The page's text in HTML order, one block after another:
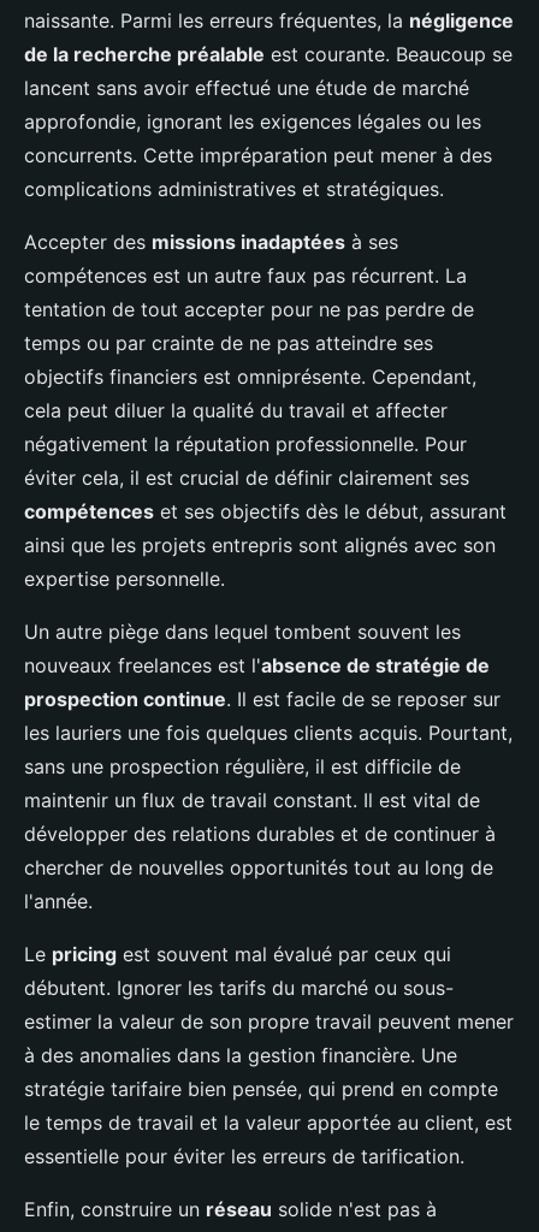
naissante. Parmi les erreurs fréquentes, la négligence
de la recherche préalable est courante. Beaucoup se
lancent sans avoir effectué une étude de marché
approfondie, ignorant les exigences légales ou les
concurrents. Cette impréparation peut mener à des
complications administratives et stratégiques.
Accepter des missions inadaptées à ses
compétences est un autre faux pas récurrent. La
tentation de tout accepter pour ne pas perdre de
temps ou par crainte de ne pas atteindre ses
objectifs financiers est omniprésente. Cependant,
cela peut diluer la qualité du travail et affecter
négativement la réputation professionnelle. Pour
éviter cela, il est crucial de définir clairement ses
compétences et ses objectifs dès le début, assurant
ainsi que les projets entrepris sont alignés avec son
expertise personnelle.
Un autre piège dans lequel tombent souvent les
nouveaux freelances est l'absence de stratégie de
prospection continue. Il est facile de se reposer sur
les lauriers une fois quelques clients acquis. Pourtant,
sans une prospection régulière, il est difficile de
maintenir un flux de travail constant. Il est vital de
développer des relations durables et de continuer à
chercher de nouvelles opportunités tout au long de
l'année.
Le pricing est souvent mal évalué par ceux qui
débutent. Ignorer les tarifs du marché ou sous-
estimer la valeur de son propre travail peuvent mener
à des anomalies dans la gestion financière. Une
stratégie tarifaire bien pensée, qui prend en compte
le temps de travail et la valeur apportée au client, est
essentielle pour éviter les erreurs de tarification.
Enfin, construire un réseau solide n'est pas à